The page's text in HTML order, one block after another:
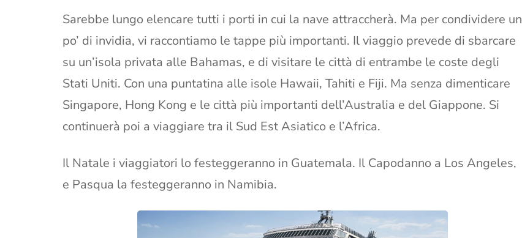
Sarebbe lungo elencare tutti i porti in cui la nave attraccherà. Ma per condividere un
po’ di invidia, vi raccontiamo le tappe più importanti. Il viaggio prevede di sbarcare
su un’isola privata alle Bahamas, e di visitare le città di entrambe le coste degli
Stati Uniti. Con una puntatina alle isole Hawaii, Tahiti e Fiji. Ma senza dimenticare
Singapore, Hong Kong e le città più importanti dell’Australia e del Giappone. Si
continuerà poi a viaggiare tra il Sud Est Asiatico e l’Africa.
Il Natale i viaggiatori lo festeggeranno in Guatemala. Il Capodanno a Los Angeles,
e Pasqua la festeggeranno in Namibia.